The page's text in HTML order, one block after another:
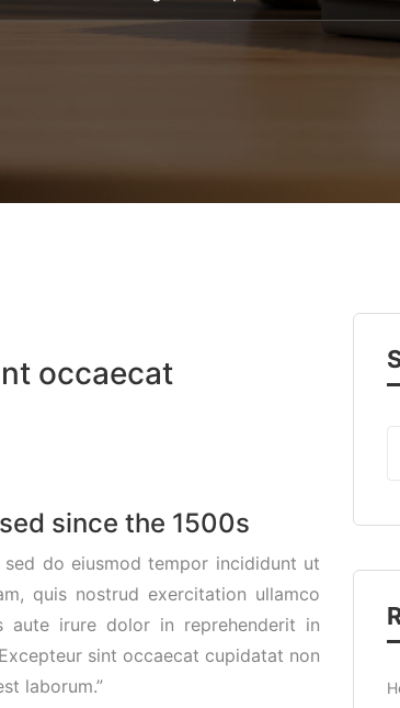
occaecat
since the 1500s
do eiusmod tempor incididunt ut
quis nostrud exercitation ullamco
aute irure dolor in reprehenderit in
sint occaecat cupidatat non
laborum.”